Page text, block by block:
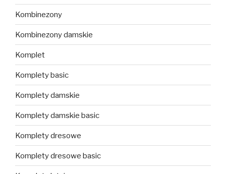
Kombinezony
Kombinezony damskie
Komplet
Komplety basic
Komplety damskie
Komplety damskie basic
Komplety dresowe
Komplety dresowe basic